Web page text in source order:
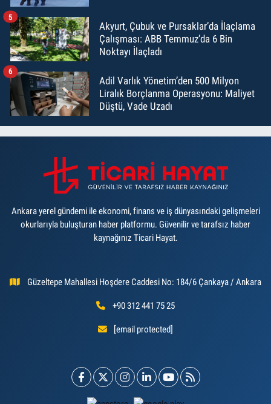
Akyurt, Çubuk ve Pursaklar’da İlaçlama
Çalışması: ABB Temmuz’da 6 Bin
Noktayı İlaçladı
5
Adil Varlık Yönetim’den 500 Milyon
Liralık Borçlanma Operasyonu: Maliyet
Düştü, Vade Uzadı
6
Ankara yerel gündemi ile ekonomi, finans ve iş dünyasındaki gelişmeleri
okurlarıyla buluşturan haber platformu. Güvenilir ve tarafsız haber
kaynağınız Ticari Hayat.
Güzeltepe Mahallesi Hoşdere Caddesi No: 184/6 Çankaya / Ankara
+90 312 441 75 25
[email protected]